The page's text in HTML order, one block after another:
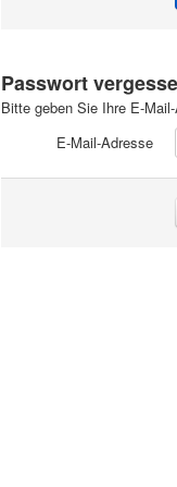
Passwort
Bitte geben Sie Ihre E-
E-Mail-Adresse